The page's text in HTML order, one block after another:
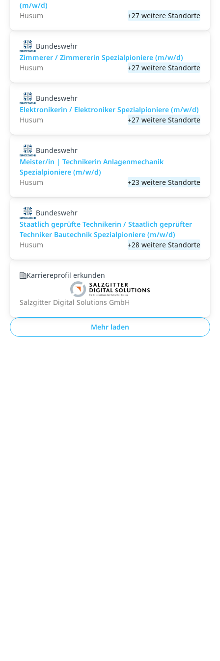
(m/w/d)
Husum
+27 weitere Standorte
Bundeswehr
Zimmerer / Zimmererin Spezialpioniere (m/w/d)
Husum
+27 weitere Standorte
Bundeswehr
Elektronikerin / Elektroniker Spezialpioniere (m/w/d)
Husum
+27 weitere Standorte
Bundeswehr
Meister/in | Technikerin Anlagenmechanik
Spezialpioniere (m/w/d)
Husum
+23 weitere Standorte
Bundeswehr
Staatlich geprüfte Technikerin / Staatlich geprüfter
Techniker Bautechnik Spezialpioniere (m/w/d)
Husum
+28 weitere Standorte
Karriereprofil erkunden
Salzgitter Digital Solutions GmbH
Mehr laden